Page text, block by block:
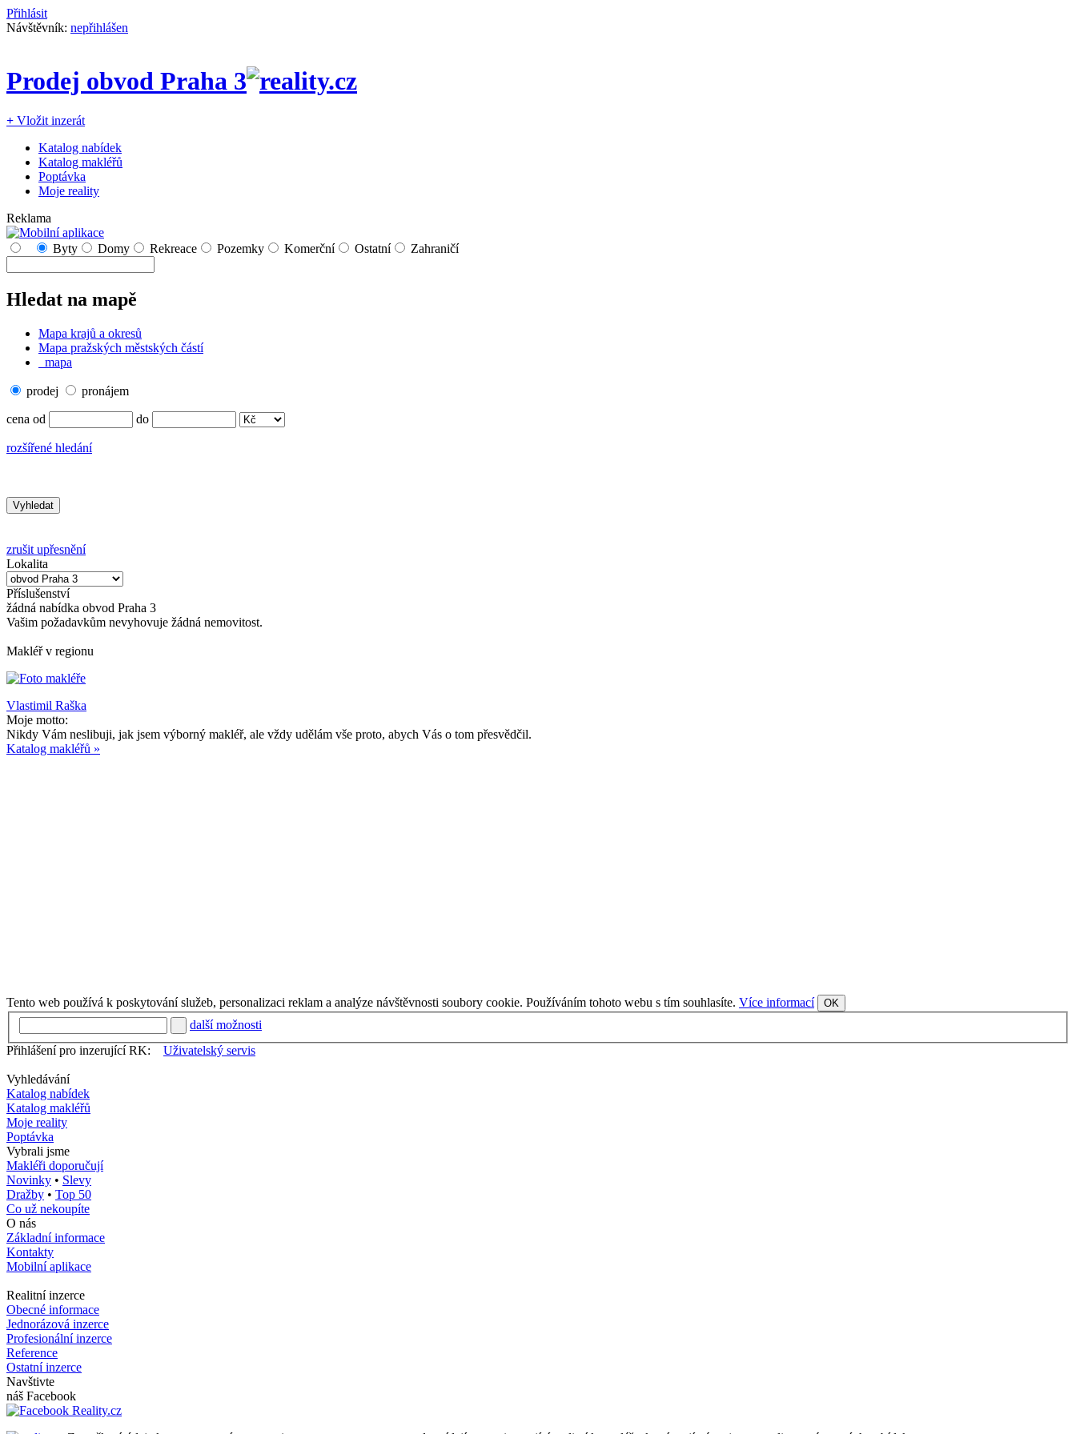
Přihlásit
Návštěvník: nepřihlášen
Prodej obvod Praha 3
+ Vložit inzerát
Katalog nabídek
Katalog makléřů
Poptávka
Moje reality
Reklama
Byty Domy Rekreace Pozemky Komerční Ostatní Zahraničí
Hledat na mapě
Mapa krajů a okresů
Mapa pražských městských částí
mapa
prodej pronájem
cena od do
rozšířené hledání
zrušit upřesnění
Lokalita
Příslušenství
žádná nabídka obvod Praha 3
Vašim požadavkům nevyhovuje žádná nemovitost.
Makléř v regionu
Vlastimil Raška
Moje motto:
Nikdy Vám neslibuji, jak jsem výborný makléř, ale vždy udělám vše proto, abych Vás o tom přesvědčil.
Katalog makléřů »
Tento web používá k poskytování služeb, personalizaci reklam a analýze návštěvnosti soubory cookie. Používáním tohoto webu s tím souhlasíte. Více informací OK
další možnosti
Přihlášení pro inzerující RK:
Uživatelský servis
Vyhledávání
Katalog nabídek
Katalog makléřů
Moje reality
Poptávka
Vybrali jsme
Makléři doporučují
Novinky • Slevy
Dražby • Top 50
Co už nekoupíte
O nás
Základní informace
Kontakty
Mobilní aplikace
Realitní inzerce
Obecné informace
Jednorázová inzerce
Profesionální inzerce
Reference
Ostatní inzerce
Navštivte
náš Facebook